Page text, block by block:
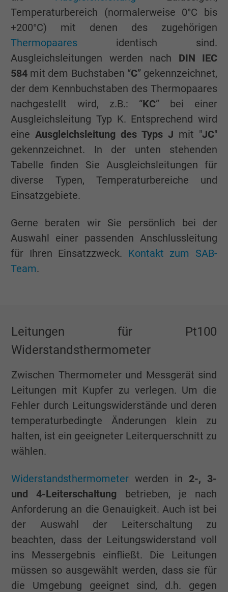
Temperaturbereich (normalerweise 0°C bis
+200°C) mit denen des zugehörigen
Thermopaares identisch sind.
Ausgleichsleitungen werden nach DIN IEC
584 mit dem Buchstaben “C” gekennzeichnet,
der dem Kennbuchstaben des Thermopaares
nachgestellt wird, z.B.: “KC” bei einer
Ausgleichsleitung Typ K. Entsprechend wird
eine Ausgleichsleitung des Typs J mit "JC"
gekennzeichnet. In der unten stehenden
Tabelle finden Sie Ausgleichsleitungen für
diverse Typen, Temperaturbereiche und
Einsatzgebiete.
Gerne beraten wir Sie persönlich bei der
Auswahl einer passenden Anschlussleitung
für Ihren Einsatzzweck. Kontakt zum SAB-
Team.
Leitungen für Pt100
Widerstandsthermometer
Zwischen Thermometer und Messgerät sind
Leitungen mit Kupfer zu verlegen. Um die
Fehler durch Leitungs­widerstände und deren
temperaturbedingte Änderungen klein zu
halten, ist ein geeigneter Leiterquerschnitt zu
wählen.
Widerstandsthermometer werden in 2-, 3-
und 4-Leiterschaltung betrieben, je nach
Anforderung an die Genauigkeit. Auch ist bei
der Auswahl der Leiterschaltung zu
beachten, dass der Leitungswiderstand voll
ins Messergebnis einfließt. Die Leitungen
müssen so ausgewählt werden, dass sie für
die Umgebung geeignet sind, d.h. gegen